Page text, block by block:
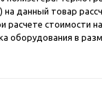
на данный товар
расчете стоимости
оборудования в